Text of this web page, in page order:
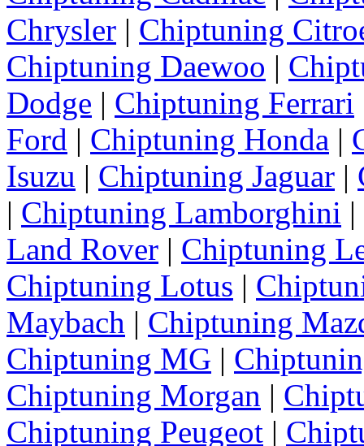
Chrysler | Chiptuning
Chiptuning Daewoo |
Dodge | Chiptuning Ferrari
Ford | Chiptuning Honda |
Isuzu | Chiptuning Jaguar |
| Chiptuning Lamborghini |
Land Rover | Chiptuning
Chiptuning Lotus |
Maybach | Chiptuning
Chiptuning MG |
Chiptuning Morgan |
Chiptuning Peugeot |